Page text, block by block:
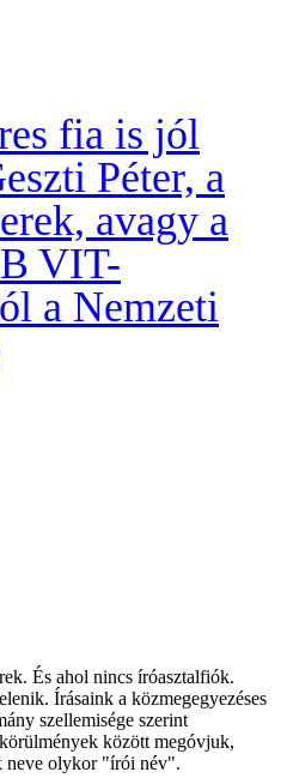
fia is jól
Péter, a
avagy a
VIT-
a Nemzeti
És ahol nincs íróasztalfiók.
Írásaink a közmegegyezéses
szellemisége szerint
között megóvjuk,
neve olykor "írói név".